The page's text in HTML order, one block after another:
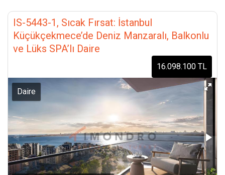
IS-5443-1, Sıcak Fırsat: İstanbul
Küçükçekmece’de Deniz Manzaralı, Balkonlu
ve Lüks SPA’lı Daire
16.098.100 TL
Daire